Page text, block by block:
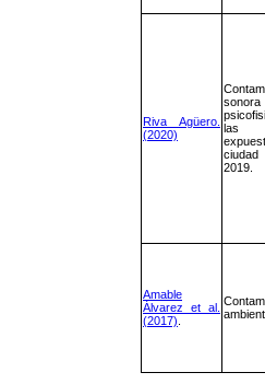
Riva Agüero.
(2020)
las
ciudad
2019.
Amable
Álvarez et al.
(2017)